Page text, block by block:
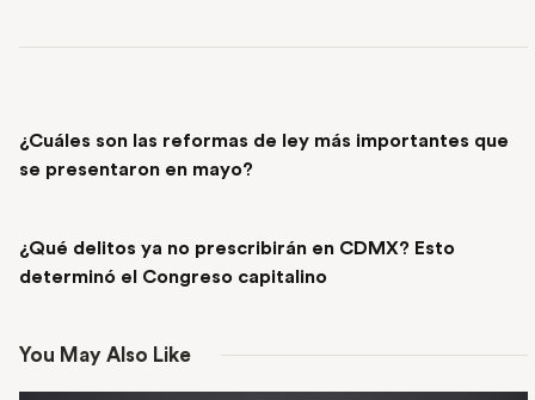
¿Cuáles son las reformas de ley más importantes que
se presentaron en mayo?
¿Qué delitos ya no prescribirán en CDMX? Esto
determinó el Congreso capitalino
You May Also Like